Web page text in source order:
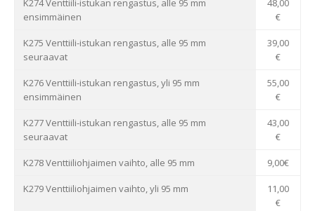
K274 Venttiili-istukan rengastus, alle 95 mm
ensimmäinen
48,00
€
K275 Venttiili-istukan rengastus, alle 95 mm
seuraavat
39,00
€
K276 Venttiili-istukan rengastus, yli 95 mm
ensimmäinen
55,00
€
K277 Venttiili-istukan rengastus, alle 95 mm
seuraavat
43,00
€
K278 Venttiiliohjaimen vaihto, alle 95 mm 9,00€
K279 Venttiiliohjaimen vaihto, yli 95 mm
11,00
€